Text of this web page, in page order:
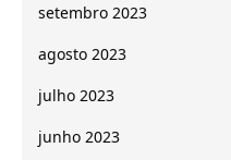
setembro 2023
agosto 2023
julho 2023
junho 2023